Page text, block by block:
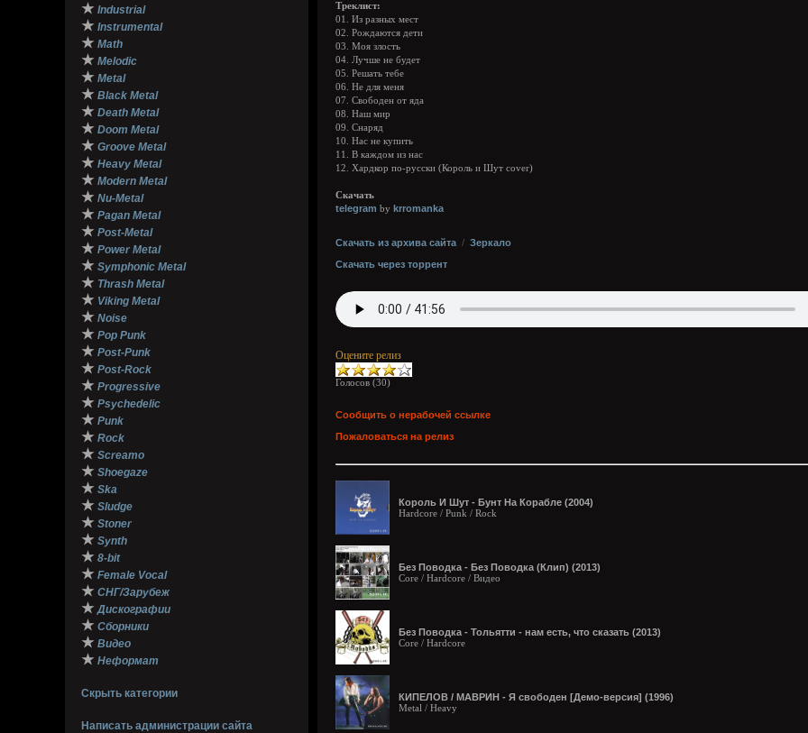
★ Industrial
★ Instrumental
★ Math
★ Melodic
★ Metal
★ Black Metal
★ Death Metal
★ Doom Metal
★ Groove Metal
★ Heavy Metal
★ Modern Metal
★ Nu-Metal
★ Pagan Metal
★ Post-Metal
★ Power Metal
★ Symphonic Metal
★ Thrash Metal
★ Viking Metal
★ Noise
★ Pop Punk
★ Post-Punk
★ Post-Rock
★ Progressive
★ Psychedelic
★ Punk
★ Rock
★ Screamo
★ Shoegaze
★ Ska
★ Sludge
★ Stoner
★ Synth
★ 8-bit
★ Female Vocal
★ СНГ/Зарубеж
★ Дискографии
★ Сборники
★ Видео
★ Неформат
Скрыть категории
Написать администрации сайта
Треклист:
01. Из разных мест
02. Рождаются дети
03. Моя злость
04. Лучше не будет
05. Решать тебе
06. Не для меня
07. Свободен от яда
08. Наш мир
09. Снаряд
10. Нас не купить
11. В каждом из нас
12. Хардкор по-русски (Король и Шут cover)
Скачать
telegram by krromanka
Скачать из архива сайта / Зеркало
Скачать через торрент
Оцените релиз
Голосов (30)
Сообщить о нерабочей ссылке
Пожаловаться на релиз
Король И Шут - Бунт На Корабле (2004)
Hardcore / Punk / Rock
Без Поводка - Без Поводка (Клип) (2013)
Core / Hardcore / Видео
Без Поводка - Тольятти - нам есть, что сказать (2013)
Core / Hardcore
КИПЕЛОВ / МАВРИН - Я свободен [Демо-версия] (1996)
Metal / Heavy